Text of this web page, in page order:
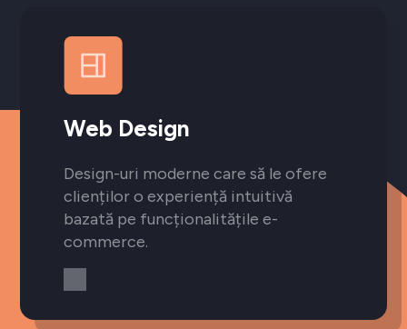
Web Design
Design-uri moderne care să le ofere
clienților o experiență intuitivă
bazată pe funcționalitățile e-
commerce.